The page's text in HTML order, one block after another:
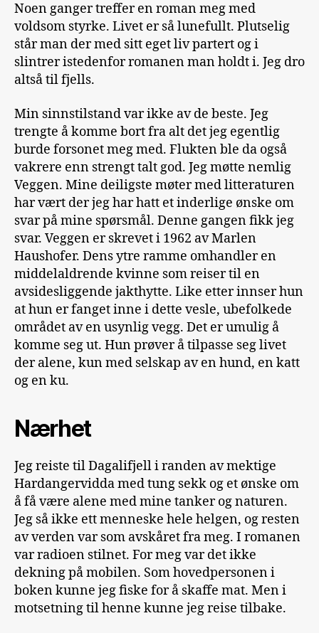
Noen ganger treffer en roman meg med
voldsom styrke. Livet er så lunefullt. Plutselig
står man der med sitt eget liv partert og i
slintrer istedenfor romanen man holdt i. Jeg dro
altså til fjells.
Min sinnstilstand var ikke av de beste. Jeg
trengte å komme bort fra alt det jeg egentlig
burde forsonet meg med. Flukten ble da også
vakrere enn strengt talt god. Jeg møtte nemlig
Veggen. Mine deiligste møter med litteraturen
har vært der jeg har hatt et inderlige ønske om
svar på mine spørsmål. Denne gangen fikk jeg
svar. Veggen er skrevet i 1962 av Marlen
Haushofer. Dens ytre ramme omhandler en
middelaldrende kvinne som reiser til en
avsidesliggende jakthytte. Like etter innser hun
at hun er fanget inne i dette vesle, ubefolkede
området av en usynlig vegg. Det er umulig å
komme seg ut. Hun prøver å tilpasse seg livet
der alene, kun med selskap av en hund, en katt
og en ku.
Nærhet
Jeg reiste til Dagalifjell i randen av mektige
Hardangervidda med tung sekk og et ønske om
å få være alene med mine tanker og naturen.
Jeg så ikke ett menneske hele helgen, og resten
av verden var som avskåret fra meg. I romanen
var radioen stilnet. For meg var det ikke
dekning på mobilen. Som hovedpersonen i
boken kunne jeg fiske for å skaffe mat. Men i
motsetning til henne kunne jeg reise tilbake.